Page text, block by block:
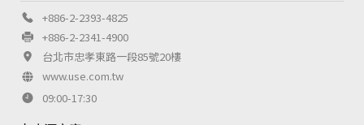
+886-2-2393-4825
+886-2-2341-4900
台北市忠孝東路一段85號20樓
www.use.com.tw
09:00-17:30